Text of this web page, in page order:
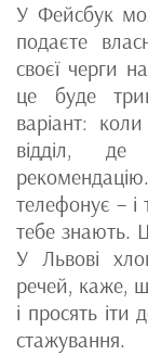
У Фейсбук
подаєте
своєї черги
це буде
варіант:
відділ, де
телефонує –
тебе знають.
У Львові
речей, каже,
і просять іти
стажування.